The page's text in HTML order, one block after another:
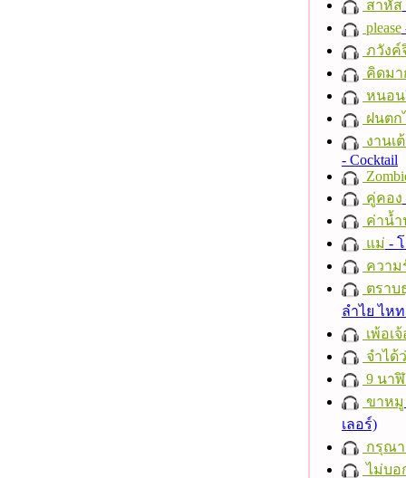
สาหัส
please
ภวังค์
คิดมา
หนอน
ฝนตก
งานเ
- Cocktail
คู่คอง
ค่าน้
แม่ -
ความ
ตราบ
ลำไย ไห
เพ้อเ
จำได้
9 นา
ขาหมู
เลอร์)
กรุณา
ไม่บอ